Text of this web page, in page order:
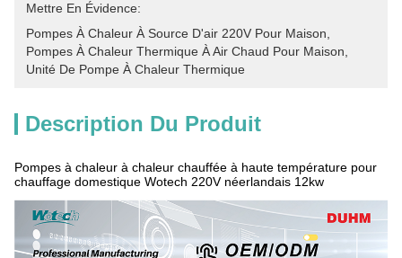
Mettre En Évidence:
Pompes À Chaleur À Source D'air 220V Pour Maison
Pompes À Chaleur Thermique À Air Chaud Pour Maison
Unité De Pompe À Chaleur Thermique
Description Du Produit
Pompes à chaleur à chaleur chauffée à haute température pour
chauffage domestique Wotech 220V néerlandais 12kw